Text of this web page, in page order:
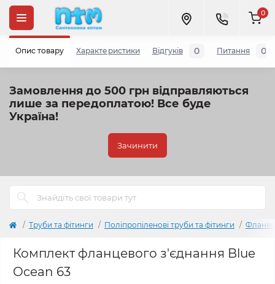
Замовлення до 500 грн відправляються
лише за передоплатою! Все буде
Україна!
Зачинити
0
Труби та фітинги Поліпропіленові труби та фітинги
Комплект фланцевого з'єднання Blue
Ocean 63
Опис товару Характеристики Відгуків 0 Питання 0